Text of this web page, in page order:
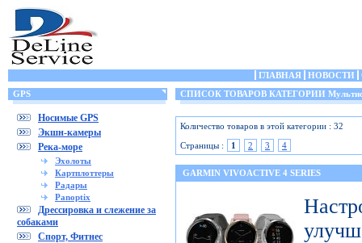
ГЛАВНАЯ НОВОСТИ
GPS
Носимые GPS
Экшн-камеры
Река-море
Эхолоты
Картплоттеры
Радары
Panoptix
Дрессировка и слежение за
собаками
Спорт, Фитнес
СПИСОК ТОВАРОВ КАТЕГОРИИ
Количество товаров в этой категории : 32
Страницы :
1 2 3 4
GARMIN VIVOACTIVE 4 SERIES